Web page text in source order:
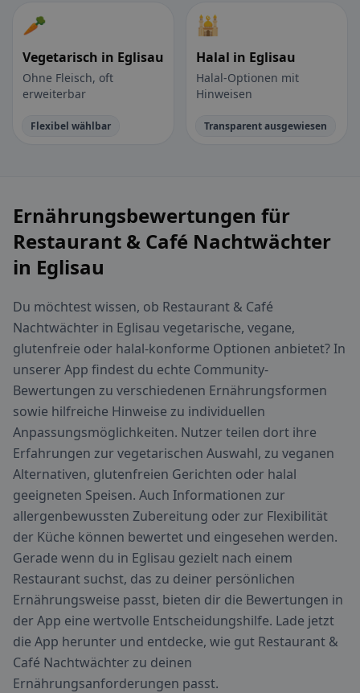
🥕
Vegetarisch in Eglisau
Ohne Fleisch, oft
erweiterbar
Flexibel wählbar
🕌
Halal in Eglisau
Halal-Optionen mit
Hinweisen
Transparent ausgewiesen
Ernährungsbewertungen für
Restaurant & Café Nachtwächter
in Eglisau
Du möchtest wissen, ob Restaurant & Café
Nachtwächter in Eglisau vegetarische, vegane,
glutenfreie oder halal-konforme Optionen anbietet? In
unserer App findest du echte Community-
Bewertungen zu verschiedenen Ernährungsformen
sowie hilfreiche Hinweise zu individuellen
Anpassungsmöglichkeiten. Nutzer teilen dort ihre
Erfahrungen zur vegetarischen Auswahl, zu veganen
Alternativen, glutenfreien Gerichten oder halal
geeigneten Speisen. Auch Informationen zur
allergenbewussten Zubereitung oder zur Flexibilität
der Küche können bewertet und eingesehen werden.
Gerade wenn du in Eglisau gezielt nach einem
Restaurant suchst, das zu deiner persönlichen
Ernährungsweise passt, bieten dir die Bewertungen in
der App eine wertvolle Entscheidungshilfe. Lade jetzt
die App herunter und entdecke, wie gut Restaurant &
Café Nachtwächter zu deinen
Ernährungsanforderungen passt.